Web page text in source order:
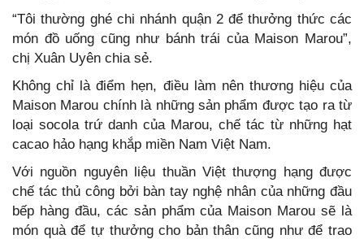
“Tôi thường ghé chi nhánh quận 2 để thưởng thức các
món đồ uống cũng như bánh trái của Maison Marou”,
chị Xuân Uyên chia sẻ.
Không chỉ là điểm hẹn, điều làm nên thương hiệu của
Maison Marou chính là những sản phẩm được tạo ra từ
loại socola trứ danh của Marou, chế tác từ những hạt
cacao hảo hạng khắp miền Nam Việt Nam.
Với nguồn nguyên liệu thuần Việt thượng hạng được
chế tác thủ công bởi bàn tay nghệ nhân của những đầu
bếp hàng đầu, các sản phẩm của Maison Marou sẽ là
món quà để tự thưởng cho bản thân cũng như để trao